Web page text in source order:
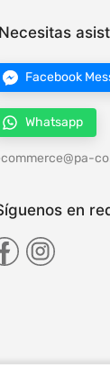
Facebook
Whatsapp
en